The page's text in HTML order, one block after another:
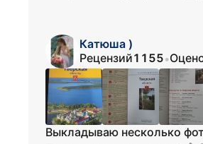
Катюша )
Рецензий1155•
Выкладываю несколько